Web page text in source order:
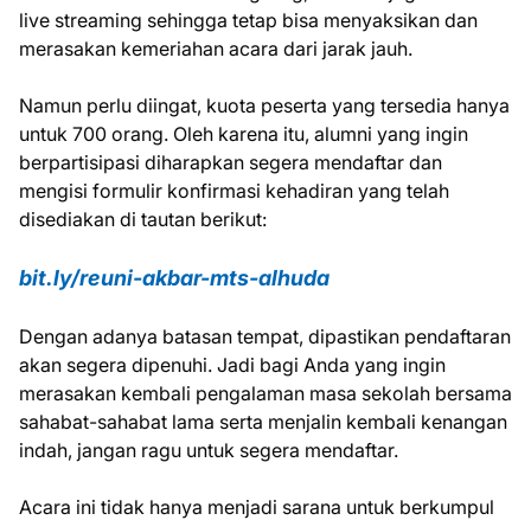
live streaming sehingga tetap bisa menyaksikan dan
merasakan kemeriahan acara dari jarak jauh.
Namun perlu diingat, kuota peserta yang tersedia hanya
untuk 700 orang. Oleh karena itu, alumni yang ingin
berpartisipasi diharapkan segera mendaftar dan
mengisi formulir konfirmasi kehadiran yang telah
disediakan di tautan berikut:
bit.ly/reuni-akbar-mts-alhuda
Dengan adanya batasan tempat, dipastikan pendaftaran
akan segera dipenuhi. Jadi bagi Anda yang ingin
merasakan kembali pengalaman masa sekolah bersama
sahabat-sahabat lama serta menjalin kembali kenangan
indah, jangan ragu untuk segera mendaftar.
Acara ini tidak hanya menjadi sarana untuk berkumpul